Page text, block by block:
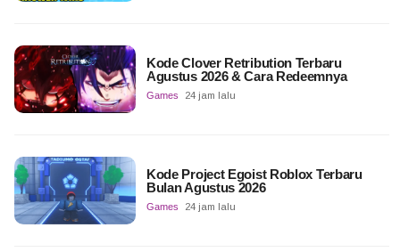
Kode Clover Retribution Terbaru
Agustus 2026 & Cara Redeemnya
Games 24 jam lalu
Kode Project Egoist Roblox Terbaru
Bulan Agustus 2026
Games 24 jam lalu